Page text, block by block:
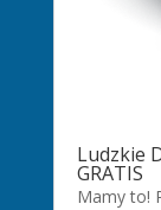
Ludzkie
GRATIS
Mamy to!